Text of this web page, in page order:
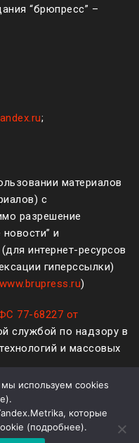
“брюпресс” –
;
материалов
с
разрешение
и
интернет-ресурсов
гиперссылки)
www.brupress.ru)
77-68227 от
службой по надзору в
и массовых
и защиты информации
используем cookies
).
которые
(подробнее).